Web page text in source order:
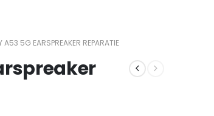
5G EARSPREAKER REPARATIE